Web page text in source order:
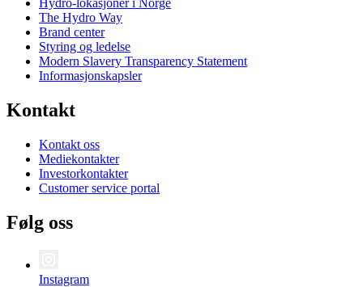
Hydro-lokasjoner i Norge
The Hydro Way
Brand center
Styring og ledelse
Modern Slavery Transparency Statement
Informasjonskapsler
Kontakt
Kontakt oss
Mediekontakter
Investorkontakter
Customer service portal
Følg oss
Instagram